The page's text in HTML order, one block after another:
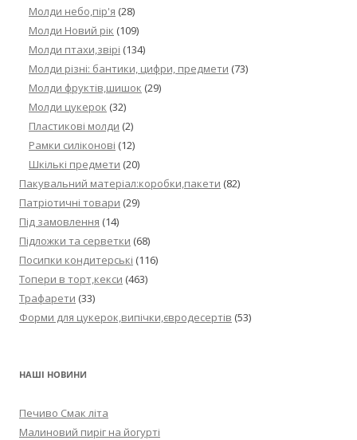
Молди небо,пір'я (28)
Молди Новий рік (109)
Молди птахи,звірі (134)
Молди різні: бантики, цифри, предмети (73)
Молди фруктів,шишок (29)
Молди цукерок (32)
Пластикові молди (2)
Рамки силіконові (12)
Шкількі предмети (20)
Пакувальний матеріал:коробки,пакети (82)
Патріотичні товари (29)
Під замовлення (14)
Підложки та серветки (68)
Посипки кондитерські (116)
Топери в торт,кекси (463)
Трафарети (33)
Форми для цукерок,випічки,євродесертів (53)
НАШІ НОВИНИ
Печиво Смак літа
Малиновий пиріг на йогурті